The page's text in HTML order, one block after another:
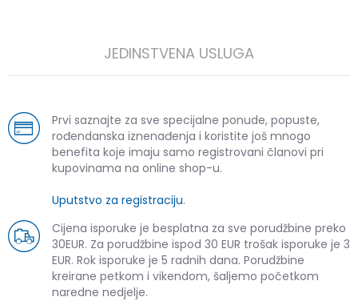
JEDINSTVENA USLUGA
Prvi saznajte za sve specijalne ponude, popuste,
rođendanska iznenađenja i koristite još mnogo
benefita koje imaju samo registrovani članovi pri
kupovinama na online shop-u.
Uputstvo za registraciju.
Cijena isporuke je besplatna za sve porudžbine preko
30EUR. Za porudžbine ispod 30 EUR trošak isporuke je 3
EUR. Rok isporuke je 5 radnih dana. Porudžbine
kreirane petkom i vikendom, šaljemo početkom
naredne nedjelje.